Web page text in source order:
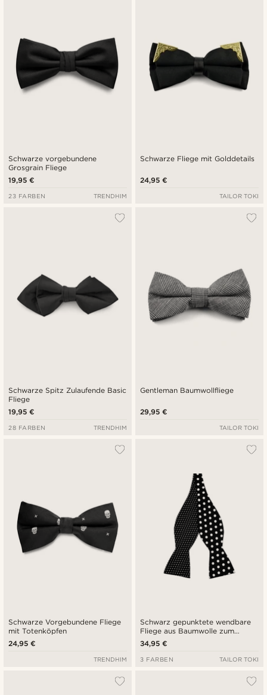
Schwarze vorgebundene
Grosgrain Fliege
19,95 €
23 FARBEN TRENDHIM
Schwarze Fliege mit Golddetails
24,95 €
TAILOR TOKI
Schwarze Spitz Zulaufende Basic
Fliege
19,95 €
28 FARBEN TRENDHIM
Gentleman Baumwollfliege
29,95 €
TAILOR TOKI
Schwarze Vorgebundene Fliege
mit Totenköpfen
24,95 €
TRENDHIM
Schwarz gepunktete wendbare
Fliege aus Baumwolle zum
Selbtsbinden
34,95 €
3 FARBEN TAILOR TOKI